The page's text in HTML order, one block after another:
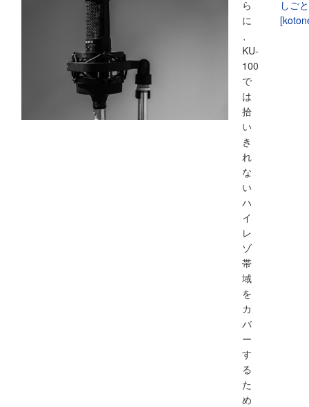
ら
に
KU-
100
で
は
拾
い
き
れ
な
い
ハ
イ
レ
ゾ
帯
域
を
カ
バ
ー
す
る
た
め